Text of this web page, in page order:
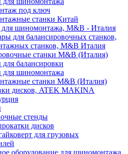
под ключ
станки Китай
для шиномонтажа, M&B - Италия
для балансировочных станков,
станков, M&B Италия
станки M&B (Италия)
для балансировки
для шиномонтажа
станки M&B (Италия)
дисков, ATEK MAKINA
стенды
дисков
для грузовых
оборудование для шиномонтажа